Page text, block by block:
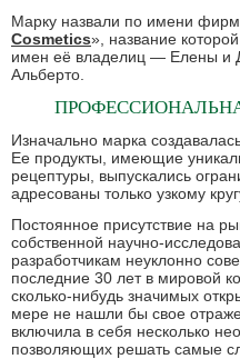
Марку назвали по имени
Cosmetics», название
имен её владелиц — Елены и
Альберто.
Изначально марка
Ее продукты, имеющие
рецептуры, выпускались
адресованы только узкому
Постоянное присутствие на
собственной научно-
разработчикам неуклонно
последние 30 лет в мировой
сколько-нибудь значимых
мере не нашли бы свое
включила в себя несколько
позволяющих решать самые